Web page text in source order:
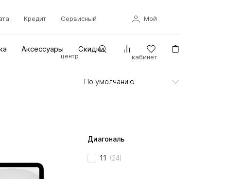
Кредит Сервисный
центр
Мой
кабинет
Аксессуары Скидки
Диагональ
11 (24)